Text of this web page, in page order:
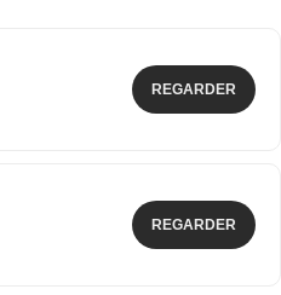
REGARDER
REGARDER